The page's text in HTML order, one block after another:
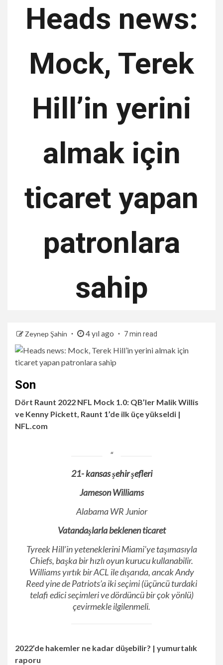
Heads news:
Mock, Terek
Hill’in yerini
almak için
ticaret yapan
patronlara
sahip
Zeynep Şahin 4 yıl ago 7 min read
Son
Dört Raunt 2022 NFL Mock 1.0: QB’ler Malik Willis
ve Kenny Pickett, Raunt 1’de ilk üçe yükseldi |
NFL.com
21-kansas şehir şefleri
Jameson Williams
Alabama WR Junior
Vatandaşlarla beklenen ticaret
Tyreek Hill’in yeteneklerini Miami’ye taşımasıyla
Chiefs, başka bir hızlı oyun kurucu kullanabilir.
Williams yırtık bir ACL ile dışarıda, ancak Andy
Reed yine de Patriots’a iki seçimi (üçüncü turdaki
telafi edici seçimleri ve dördüncü bir çok yönlü)
çevirmekle ilgilenmeli.
2022’de hakemler ne kadar düşebilir? | yumurtalık
raporu